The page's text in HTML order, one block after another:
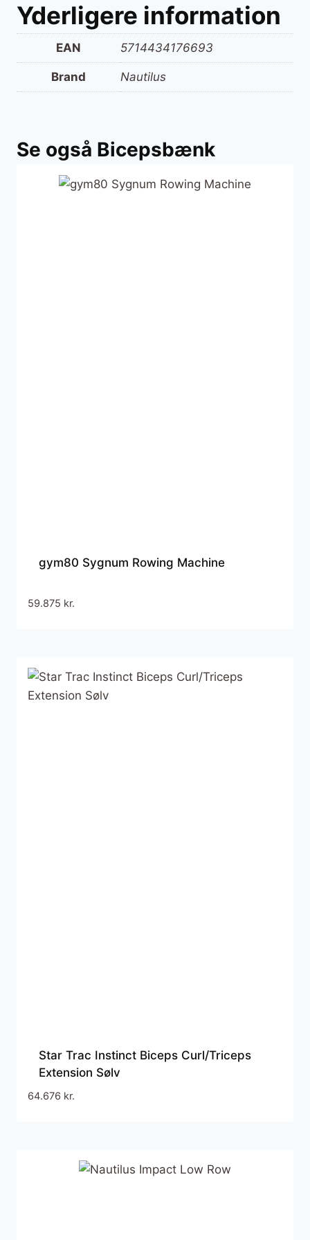
Yderligere information
EAN 5714434176693
Brand Nautilus
Se også Bicepsbænk
gym80 Sygnum Rowing Machine
59.875 kr.
Star Trac Instinct Biceps Curl/Triceps
Extension Sølv
64.676 kr.